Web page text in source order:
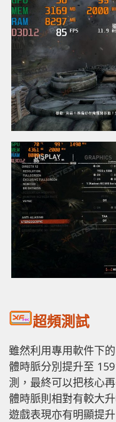
超頻測試
雖然利用專用軟件下
體時脈分別提升至
測，最終可以把核心
體時脈則相對有較大
遊戲表現亦有明顯提